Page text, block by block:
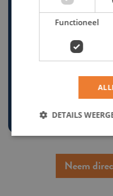
Kies een type
Kies een bestemming
Neem
Functioneel
DETAILS